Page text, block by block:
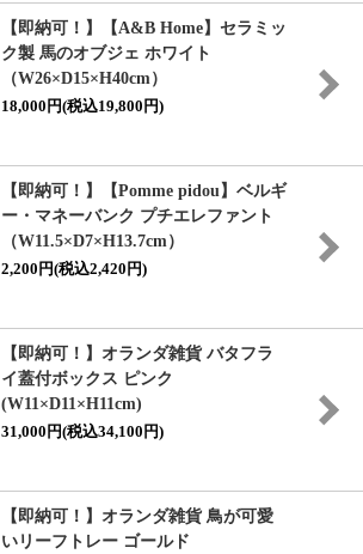
【即納可！】【A&B Home】セラミッ
ク製 馬のオブジェ ホワイト
（W26×D15×H40cm）
18,000円(税込19,800円)
【即納可！】【Pomme pidou】ベルギ
ー・マネーバンク プチエレファント
（W11.5×D7×H13.7cm）
2,200円(税込2,420円)
【即納可！】オランダ雑貨 バタフラ
イ蓋付ボックス ピンク
(W11×D11×H11cm)
31,000円(税込34,100円)
【即納可！】オランダ雑貨 鳥が可愛
いリーフトレー ゴールド